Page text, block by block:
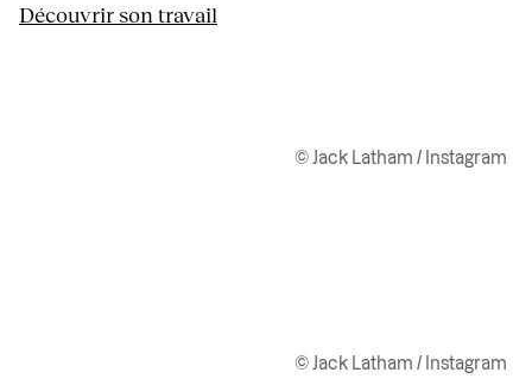
Découvrir son travail
© Jack Latham / Instagram
© Jack Latham / Instagram